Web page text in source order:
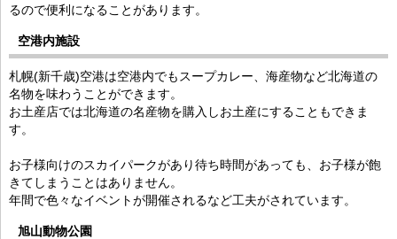
るので便利になることがあります。
空港内施設
札幌(新千歳)空港は空港内でもスープカレー、海産物など北海道の
名物を味わうことができます。
お土産店では北海道の名産物を購入しお土産にすることもできま
す。
お子様向けのスカイパークがあり待ち時間があっても、お子様が飽
きてしまうことはありません。
年間で色々なイベントが開催されるなど工夫がされています。
旭山動物公園